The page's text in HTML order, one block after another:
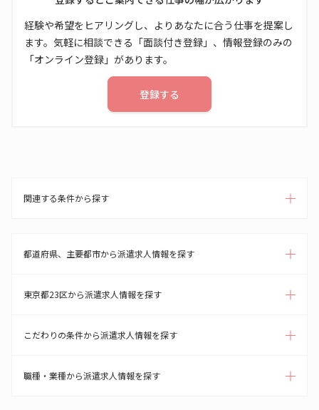
経験や希望をヒアリングし、よりあなたに合う仕事を提案し
ます。気軽に相談できる「面談付き登録」、情報登録のみの
「オンライン登録」があります。
登録する
関連する条件から探す
都道府県、主要都市から派遣求人情報を探す
東京都23区から派遣求人情報を探す
こだわりの条件から派遣求人情報を探す
職種・業種から派遣求人情報を探す